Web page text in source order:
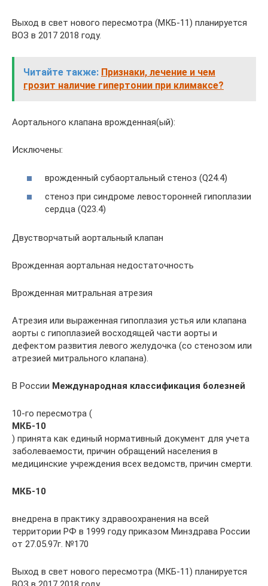
Выход в свет нового пересмотра (МКБ-11) планируется
ВОЗ в 2017 2018 году.
Читайте также: Признаки, лечение и чем
грозит наличие гипертонии при климаксе?
Аортального клапана врожденная(ый):
Исключены:
врожденный субаортальный стеноз (Q24.4)
стеноз при синдроме левосторонней гипоплазии
сердца (Q23.4)
Двустворчатый аортальный клапан
Врожденная аортальная недостаточность
Врожденная митральная атрезия
Атрезия или выраженная гипоплазия устья или клапана
аорты с гипоплазией восходящей части аорты и
дефектом развития левого желудочка (со стенозом или
атрезией митрального клапана).
В России Международная классификация болезней
10-го пересмотра (
МКБ-10
) принята как единый нормативный документ для учета
заболеваемости, причин обращений населения в
медицинские учреждения всех ведомств, причин смерти.
МКБ-10
внедрена в практику здравоохранения на всей
территории РФ в 1999 году приказом Минздрава России
от 27.05.97г. №170
Выход в свет нового пересмотра (МКБ-11) планируется